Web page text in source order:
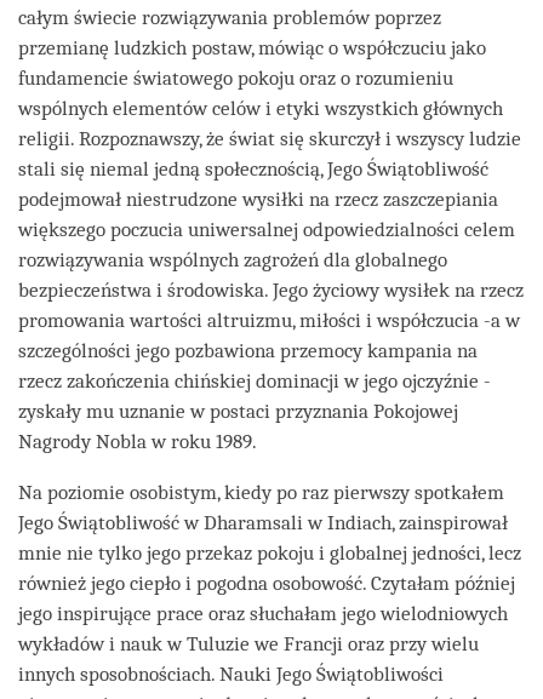
całym świecie rozwiązywania problemów poprzez
przemianę ludzkich postaw, mówiąc o współczuciu jako
fundamencie światowego pokoju oraz o rozumieniu
wspólnych elementów celów i etyki wszystkich głównych
religii. Rozpoznawszy, że świat się skurczył i wszyscy ludzie
stali się niemal jedną społecznością, Jego Świątobliwość
podejmował niestrudzone wysiłki na rzecz zaszczepiania
większego poczucia uniwersalnej odpowiedzialności celem
rozwiązywania wspólnych zagrożeń dla globalnego
bezpieczeństwa i środowiska. Jego życiowy wysiłek na rzecz
promowania wartości altruizmu, miłości i współczucia -a w
szczególności jego pozbawiona przemocy kampania na
rzecz zakończenia chińskiej dominacji w jego ojczyźnie -
zyskały mu uznanie w postaci przyznania Pokojowej
Nagrody Nobla w roku 1989.
Na poziomie osobistym, kiedy po raz pierwszy spotkałem
Jego Świątobliwość w Dharamsali w Indiach, zainspirował
mnie nie tylko jego przekaz pokoju i globalnej jedności, lecz
również jego ciepło i pogodna osobowość. Czytałam później
jego inspirujące prace oraz słuchałam jego wielodniowych
wykładów i nauk w Tuluzie we Francji oraz przy wielu
innych sposobnościach. Nauki Jego Świątobliwości